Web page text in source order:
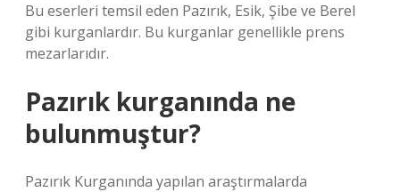
Bu eserleri temsil eden Pazırık, Esik, Şibe ve Berel
gibi kurganlardır. Bu kurganlar genellikle prens
mezarlarıdır.
Pazırık kurganında ne
bulunmuştur?
Pazırık Kurganında yapılan araştırmalarda